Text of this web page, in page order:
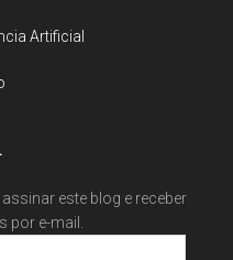
Artificial
este blog e receber
e-mail.